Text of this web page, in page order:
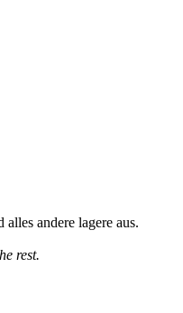
alles andere lagere aus.
rest.